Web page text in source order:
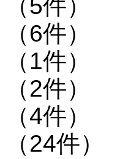
（5件）
（6件）
（1件）
（2件）
（4件）
（24件）